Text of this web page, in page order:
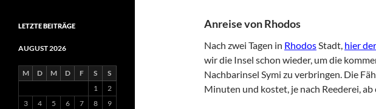
Anreise von Rhodos
Nach zwei Tagen in RhodosStadt, hier
wir die Insel schon wieder, um die
Nachbarinsel Symi zu verbringen. Die
Minuten und kostet, je nach Reederei,
LETZTE BEITRÄGE
AUGUST 2026
M D M D F S
S
1
2
3
4 5 6 7 8
9